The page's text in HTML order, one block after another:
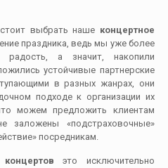
выбрать наше концертное
праздника, ведь мы уже более
а значит, накопили
устойчивые партнерские
в разных жанрах, они
подходе к организации их
можем предложить клиентам
«подстраховочные»
посредникам.
это исключительно